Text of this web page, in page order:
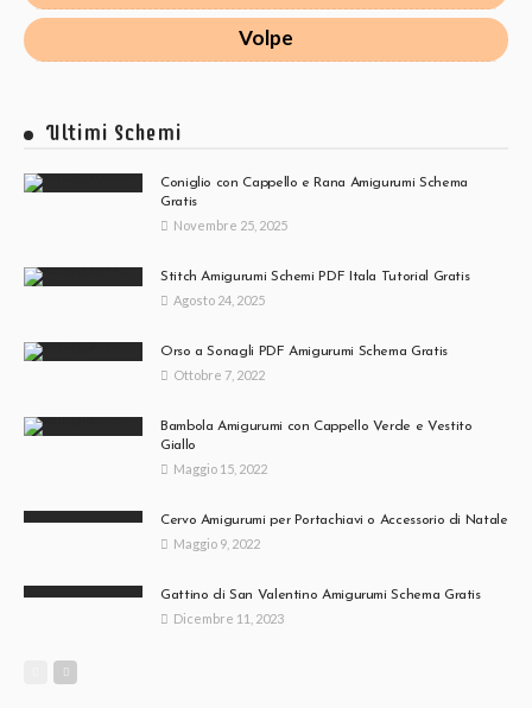
Volpe
Ultimi Schemi
Coniglio con Cappello e Rana Amigurumi Schema
Gratis
Novembre 25, 2025
Stitch Amigurumi Schemi PDF Itala Tutorial Gratis
Agosto 24, 2025
Orso a Sonagli PDF Amigurumi Schema Gratis
Ottobre 7, 2022
Bambola Amigurumi con Cappello Verde e Vestito
Giallo
Maggio 15, 2022
Cervo Amigurumi per Portachiavi o Accessorio di Natale
Maggio 9, 2022
Gattino di San Valentino Amigurumi Schema Gratis
Dicembre 11, 2023